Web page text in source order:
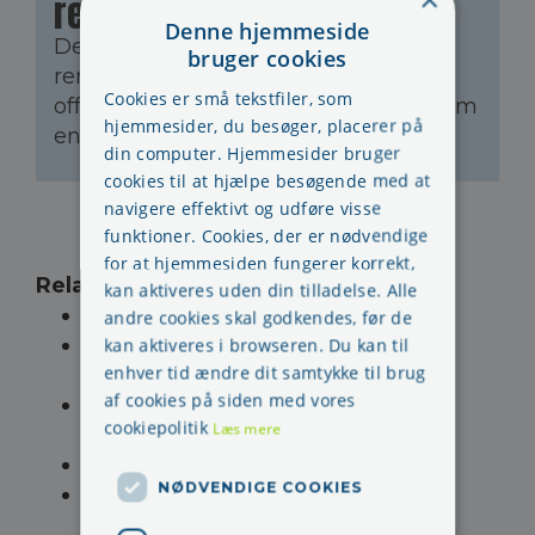
rengøringspersonale
Det er accepteret, at
rengøringspersonale bruger de
offentlige toiletter, de selv gør rent som
en del af deres arbejde.
Relaterede sider:
Årlig arbejdsmiljødrøftelse i AMO
FAQ arbejdsmiljø - spørgsmål og
regler
Suppleant for
arbejdsmiljørepræsentanten
Om skærmbriller, har jeg ret til
skærmbriller
Denne hjemmeside
bruger cookies
Cookies er små tekstfiler, som
hjemmesider, du besøger, placerer på
din computer. Hjemmesider bruger
cookies til at hjælpe besøgende med at
navigere effektivt og udføre visse
funktioner. Cookies, der er nødvendige
for at hjemmesiden fungerer korrekt,
kan aktiveres uden din tilladelse. Alle
andre cookies skal godkendes, før de
kan aktiveres i browseren. Du kan til
enhver tid ændre dit samtykke til brug
af cookies på siden med vores
cookiepolitik Læs mere
NØDVENDIGE COOKIES